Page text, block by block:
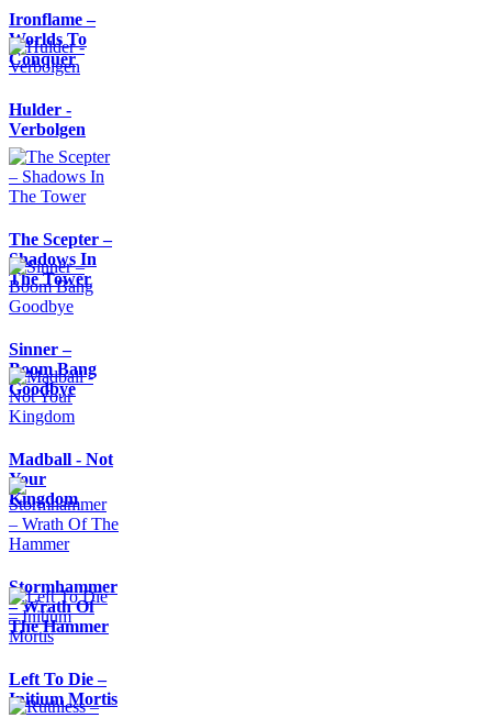
Ironflame –
Worlds To
Conquer
Hulder -
Verbolgen
The Scepter –
Shadows In
The Tower
Sinner –
Boom Bang
Goodbye
Madball - Not
Your
Kingdom
Stormhammer
– Wrath Of
The Hammer
Left To Die –
Initium Mortis